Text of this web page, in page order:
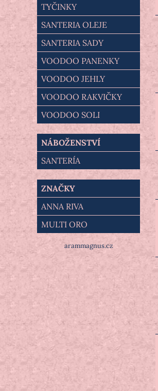
TYČINKY
SANTERIA OLEJE
SANTERIA SADY
VOODOO PANENKY
VOODOO JEHLY
VOODOO RAKVIČKY
VOODOO SOLI
NÁBOŽENSTVÍ
SANTERÍA
ZNAČKY
ANNA RIVA
MULTI ORO
arammagnus.cz